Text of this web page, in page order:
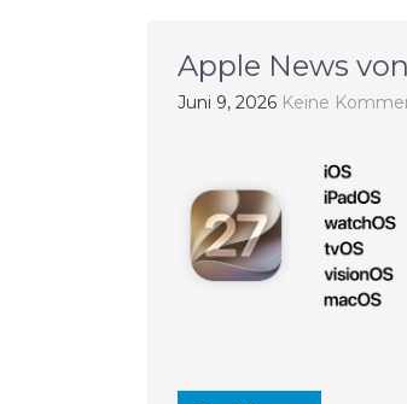
Apple News
Juni 9, 2026 Keine